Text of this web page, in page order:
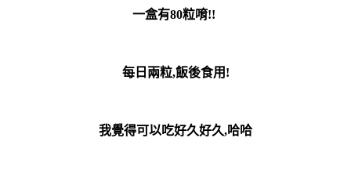
一盒有80粒唷!!
每日兩粒,飯後食用!
我覺得可以吃好久好久,哈哈